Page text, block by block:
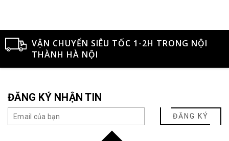
VẬN CHUYỂN SIÊU TỐC 1-2H TRONG NỘI
THÀNH HÀ NỘI
ĐĂNG KÝ NHẬN TIN
ĐĂNG KÝ